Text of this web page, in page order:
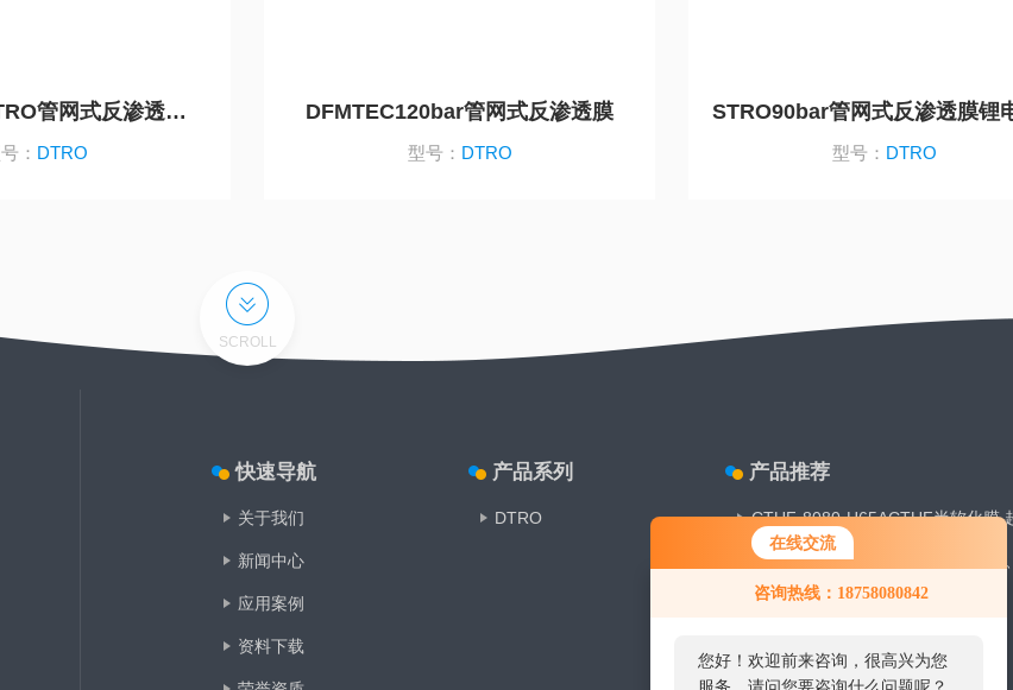
在线交流
咨询热线：18758080842
服务，请问您要咨询什么问题呢？
您好，看您停留很久了，是否找到
STRO-8042STRO管网式反渗透膜、膜组件
： DTRO
DFMTEC120bar管网式反渗透膜
型号： DTRO 型号： DTRO
SCROLL
快速导航
关于我们
新闻中心
应用案例
资料下载
产品系列
DTRO
产品推荐
CTUF-8080-H65ACTUF半软化膜
STRO-8042STRO管网式反渗透膜
水质过滤TUF管式软化膜